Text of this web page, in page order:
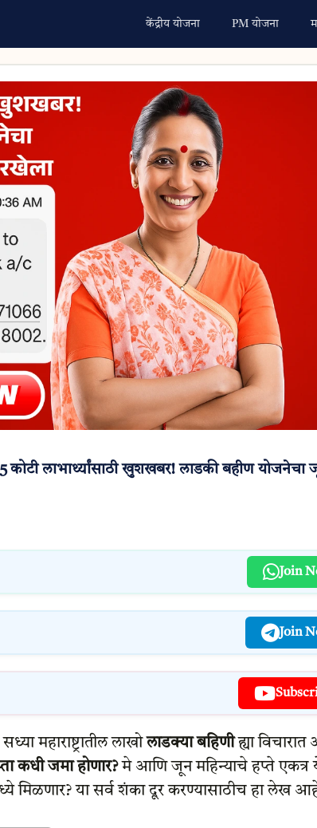
केंद्रीय योजना PM योजना
लाभार्थ्यांसाठी खुशखबर! लाडकी बहीण योजनेचा
Join
Join
महाराष्ट्रातील लाखोलाडक्या बहिणीह्या
कधी जमा होणार?मे आणि जून महिन्याचे हप्ते एकत्र
मिळणार? या सर्व शंका दूर करण्यासाठीच हा लेख